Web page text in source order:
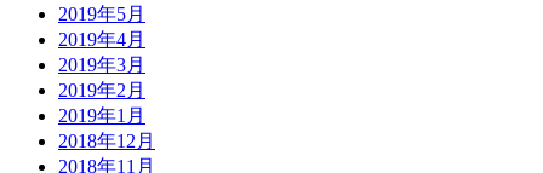
2019年5月
2019年4月
2019年3月
2019年2月
2019年1月
2018年12月
2018年11月